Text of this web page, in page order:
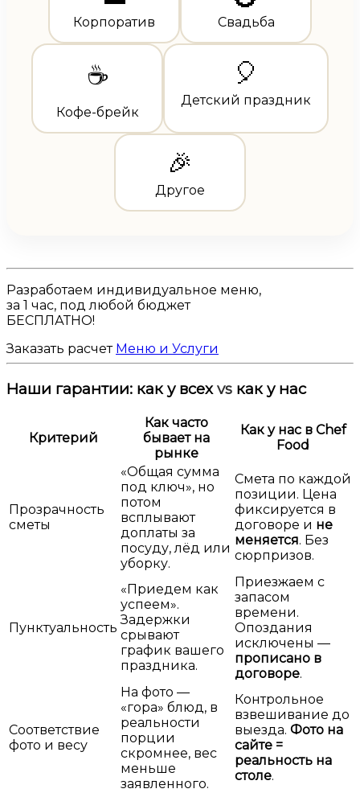
Корпоратив Свадьба
☕
Кофе-брейк
🎈
Детский праздник
🎉
Другое
Разработаем индивидуальное меню,
за 1 час, под любой бюджет
БЕСПЛАТНО!
Заказать расчет Меню и Услуги
Наши гарантии: как у всехvs как у нас
Критерий
Как часто
бывает на
рынке
Как у нас в Chef
Food
Прозрачность
сметы
«Общая сумма
под ключ», но
потом
всплывают
доплаты за
посуду, лёд или
уборку.
Смета по каждой
позиции. Цена
фиксируется в
договоре и не
меняется. Без
сюрпризов.
Пунктуальность
«Приедем как
успеем».
Задержки
срывают
график вашего
праздника.
Приезжаем с
запасом
времени.
Опоздания
исключены —
прописано в
договоре.
Соответствие
фото и весу
На фото —
«гора» блюд, в
реальности
порции
скромнее, вес
меньше
заявленного.
Контрольное
взвешивание до
выезда. Фото на
сайте =
реальность на
столе.